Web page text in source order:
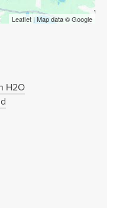
Leaflet | Map data ©Google
H2O